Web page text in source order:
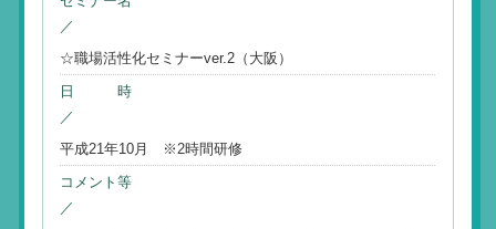
／
☆職場活性化セミナーver.2（大阪）
日 時
／
平成21年10月 ※2時間研修
コメント等
／